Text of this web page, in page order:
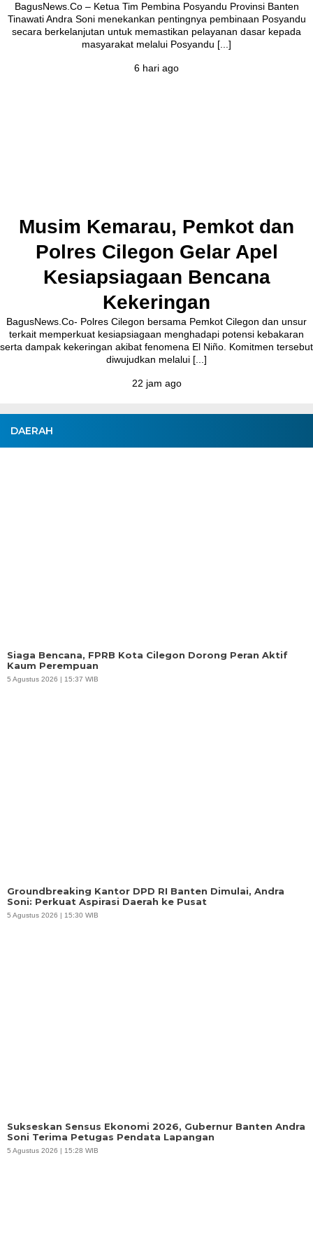
BagusNews.Co – Ketua Tim Pembina Posyandu Provinsi Banten
Tinawati Andra Soni menekankan pentingnya pembinaan Posyandu
secara berkelanjutan untuk memastikan pelayanan dasar kepada
masyarakat melalui Posyandu [...]
6 hari ago
Musim Kemarau, Pemkot dan
Polres Cilegon Gelar Apel
Kesiapsiagaan Bencana
Kekeringan
BagusNews.Co- Polres Cilegon bersama Pemkot Cilegon dan unsur
terkait memperkuat kesiapsiagaan menghadapi potensi kebakaran
serta dampak kekeringan akibat fenomena El Niño. Komitmen tersebut
diwujudkan melalui [...]
22 jam ago
DAERAH
Siaga Bencana, FPRB Kota Cilegon Dorong Peran Aktif
Kaum Perempuan
5 Agustus 2026 | 15:37 WIB
Groundbreaking Kantor DPD RI Banten Dimulai, Andra
Soni: Perkuat Aspirasi Daerah ke Pusat
5 Agustus 2026 | 15:30 WIB
Sukseskan Sensus Ekonomi 2026, Gubernur Banten Andra
Soni Terima Petugas Pendata Lapangan
5 Agustus 2026 | 15:28 WIB